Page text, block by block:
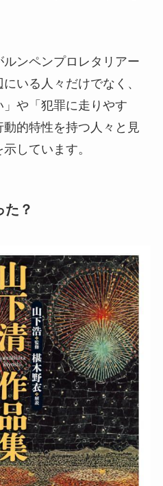
ンペンプロレタリアー
いる人々だけでなく、
」や「犯罪に走りやす
的特性を持つ人々と見
しています。
た？